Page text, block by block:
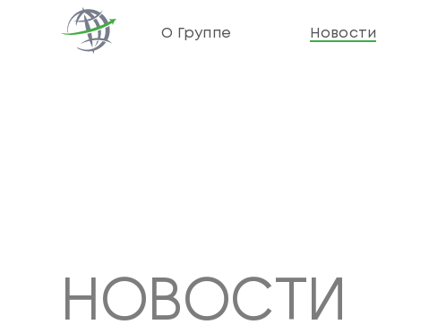
О Группе Новости
НОВОСТИ